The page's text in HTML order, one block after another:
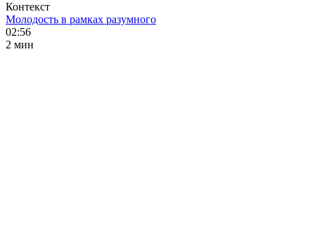
Контекст
Молодость в рамках разумного
02:56
2 мин